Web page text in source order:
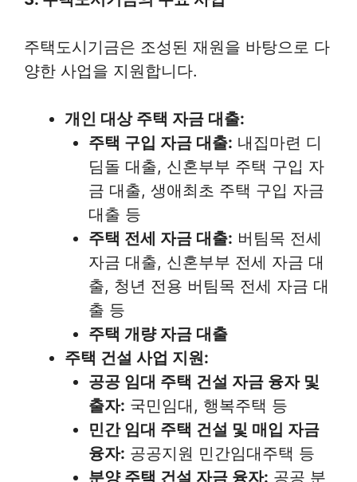
주택도시기금은 조성된 재원을 바탕으로 다
양한 사업을 지원합니다.
개인 대상 주택 자금 대출:
주택 구입 자금 대출: 내집마련 디
딤돌 대출, 신혼부부 주택 구입 자
금 대출, 생애최초 주택 구입 자금
대출 등
주택 전세 자금 대출: 버팀목 전세
자금 대출, 신혼부부 전세 자금 대
출, 청년 전용 버팀목 전세 자금 대
출 등
주택 개량 자금 대출
주택 건설 사업 지원:
공공 임대 주택 건설 자금 융자 및
출자: 국민임대, 행복주택 등
민간 임대 주택 건설 및 매입 자금
융자: 공공지원 민간임대주택 등
분양 주택 건설 자금 융자: 공공 분